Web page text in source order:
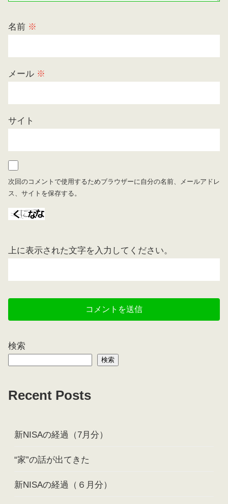
名前 ※
メール ※
サイト
次回のコメントで使用するためブラウザーに自分の名前、メールアドレ
ス、サイトを保存する。
上に表示された文字を入力してください。
検索
検索
Recent Posts
新NISAの経過（7月分）
“家”の話が出てきた
新NISAの経過（６月分）